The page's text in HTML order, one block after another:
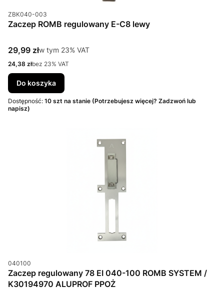
Kod produktu
ZBK040-003
Zaczep ROMB regulowany E-C8 lewy
Cena brutto
29,99 złw tym %s VAT
w tym 23% VAT
Cena netto
24,38 złbez 23% VAT
Do koszyka
Dostępność: 10 szt na stanie (Potrzebujesz więcej? Zadzwoń lub
napisz)
Kod produktu
040100
Zaczep regulowany 78 EI 040-100 ROMB SYSTEM /
K30194970 ALUPROF PPOŻ